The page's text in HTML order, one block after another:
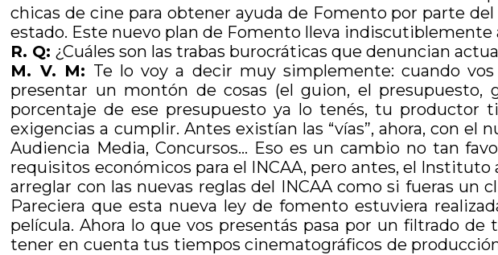
chicas de cine para obtener ayuda de Fomento por parte
estado. Este nuevo plan de Fomento lleva indiscutiblemente
R. Q: ¿Cuáles son las trabas burocráticas que denuncian
M. V. M: Te lo voy a decir muy simplemente: cuando
presentar un montón de cosas (el guion, el
porcentaje de ese presupuesto ya lo tenés, tu productor
exigencias a cumplir. Antes existían las “vías”, ahora, con
Audiencia Media, Concursos… Eso es un cambio no tan
requisitos económicos para el INCAA, pero antes, el
arreglar con las nuevas reglas del INCAA como si fueras
Pareciera que esta nueva ley de fomento estuviera
película. Ahora lo que vos presentás pasa por un filtrado
tener en cuenta tus tiempos cinematográficos de